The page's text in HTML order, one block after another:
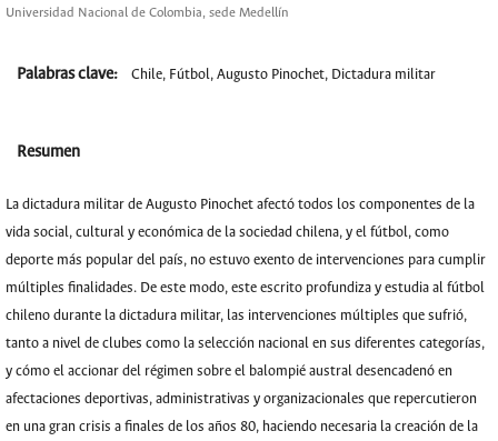
Universidad Nacional de Colombia, sede Medellín
Palabras clave: Chile, Fútbol, Augusto Pinochet, Dictadura militar
Resumen
La dictadura militar de Augusto Pinochet afectó todos los componentes de la
vida social, cultural y económica de la sociedad chilena, y el fútbol, como
deporte más popular del país, no estuvo exento de intervenciones para cumplir
múltiples finalidades. De este modo, este escrito profundiza y estudia al fútbol
chileno durante la dictadura militar, las intervenciones múltiples que sufrió,
tanto a nivel de clubes como la selección nacional en sus diferentes categorías,
y cómo el accionar del régimen sobre el balompié austral desencadenó en
afectaciones deportivas, administrativas y organizacionales que repercutieron
en una gran crisis a finales de los años 80, haciendo necesaria la creación de la